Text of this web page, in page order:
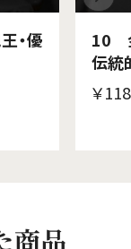
・優
10
伝統
￥
商品